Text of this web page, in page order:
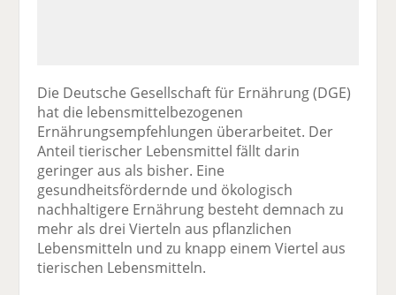
Die Deutsche Gesellschaft für Ernährung (DGE)
hat die lebensmittelbezogenen
Ernährungsempfehlungen überarbeitet. Der
Anteil tierischer Lebensmittel fällt darin
geringer aus als bisher. Eine
gesundheitsfördernde und ökologisch
nachhaltigere Ernährung besteht demnach zu
mehr als drei Vierteln aus pflanzlichen
Lebensmitteln und zu knapp einem Viertel aus
tierischen Lebensmitteln.